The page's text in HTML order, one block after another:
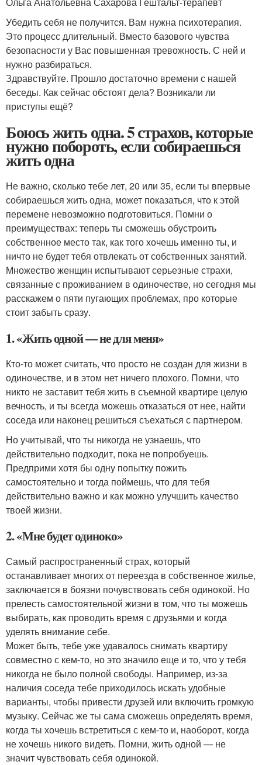
Убедить себя не получится. Вам нужна психотерапия.
Это процесс длительный. Вместо базового чувства
безопасности у Вас повышенная тревожность. С ней и
нужно разбираться.
Здравствуйте. Прошло достаточно времени с нашей
беседы. Как сейчас обстоят дела? Возникали ли
приступы ещё?
Боюсь жить одна. 5 страхов, которые
нужно побороть, если собираешься
жить одна
Не важно, сколько тебе лет, 20 или 35, если ты впервые
собираешься жить одна, может показаться, что к этой
перемене невозможно подготовиться. Помни о
преимуществах: теперь ты сможешь обустроить
собственное место так, как того хочешь именно ты, и
ничто не будет тебя отвлекать от собственных занятий.
Множество женщин испытывают серьезные страхи,
связанные с проживанием в одиночестве, но сегодня мы
расскажем о пяти пугающих проблемах, про которые
стоит забыть сразу.
1. «Жить одной — не для меня»
Кто-то может считать, что просто не создан для жизни в
одиночестве, и в этом нет ничего плохого. Помни, что
никто не заставит тебя жить в съемной квартире целую
вечность, и ты всегда можешь отказаться от нее, найти
соседа или наконец решиться съехаться с партнером.
Но учитывай, что ты никогда не узнаешь, что
действительно подходит, пока не попробуешь.
Предприми хотя бы одну попытку пожить
самостоятельно и тогда поймешь, что для тебя
действительно важно и как можно улучшить качество
твоей жизни.
2. «Мне будет одиноко»
Самый распространенный страх, который
останавливает многих от переезда в собственное жилье,
заключается в боязни почувствовать себя одинокой. Но
прелесть самостоятельной жизни в том, что ты можешь
выбирать, как проводить время с друзьями и когда
уделять внимание себе.
Может быть, тебе уже удавалось снимать квартиру
совместно с кем-то, но это значило еще и то, что у тебя
никогда не было полной свободы. Например, из-за
наличия соседа тебе приходилось искать удобные
варианты, чтобы привести друзей или включить громкую
музыку. Сейчас же ты сама сможешь определять время,
когда ты хочешь встретиться с кем-то и, наоборот, когда
не хочешь никого видеть. Помни, жить одной — не
значит чувствовать себя одинокой.